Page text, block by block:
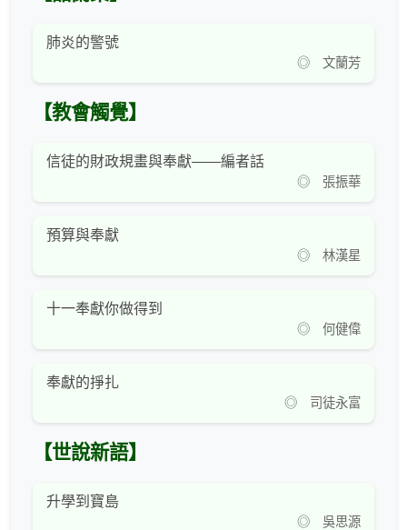
肺炎的警號
◎ 文蘭芳
【教會觸覺】
信徒的財政規畫與奉獻——編者話
◎ 張振華
預算與奉獻
◎ 林漢星
十一奉獻你做得到
◎ 何健偉
奉獻的掙扎
◎ 司徒永富
【世說新語】
升學到寶島
◎ 吳思源